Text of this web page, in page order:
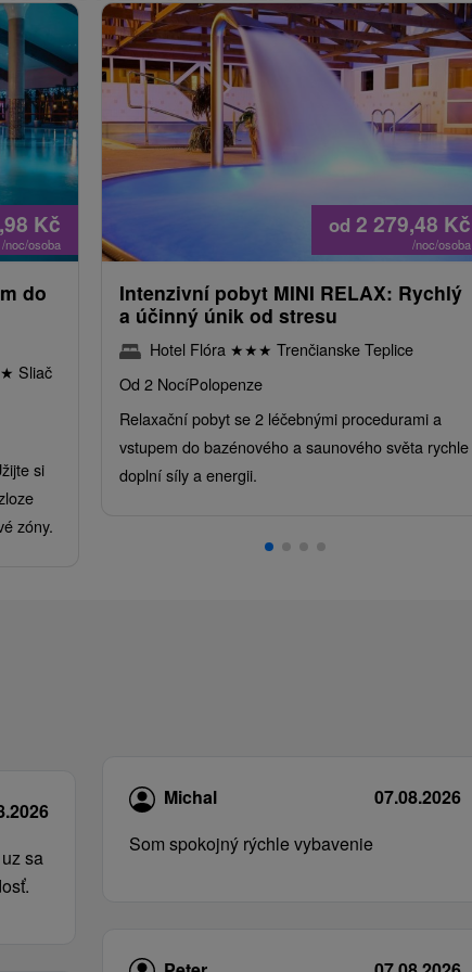
Kč
/noc/osoba
do
★ Sliač
si
zóny.
od 2 279,48 Kč
/noc/osoba
Intenzivní pobyt MINI RELAX: Rychlý
a účinný únik od stresu
Hotel Flóra ★★★ Trenčianske Teplice
Od 2 NocíPolopenze
Relaxační pobyt se 2 léčebnými procedurami a
vstupem do bazénového a saunového světa rychle
doplní síly a energii.
sa
Michal
07.08.2026
Som spokojný rýchle vybavenie